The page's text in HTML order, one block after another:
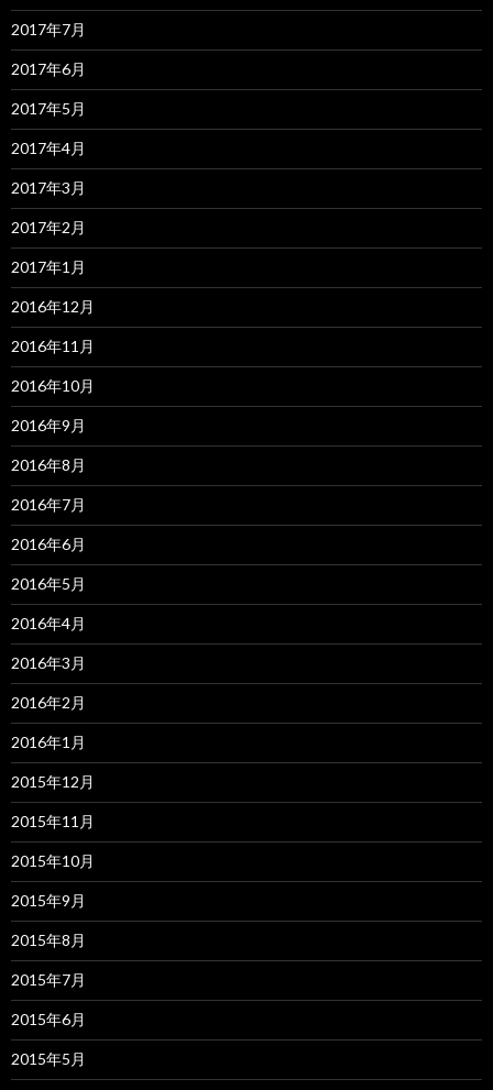
2017年7月
2017年6月
2017年5月
2017年4月
2017年3月
2017年2月
2017年1月
2016年12月
2016年11月
2016年10月
2016年9月
2016年8月
2016年7月
2016年6月
2016年5月
2016年4月
2016年3月
2016年2月
2016年1月
2015年12月
2015年11月
2015年10月
2015年9月
2015年8月
2015年7月
2015年6月
2015年5月